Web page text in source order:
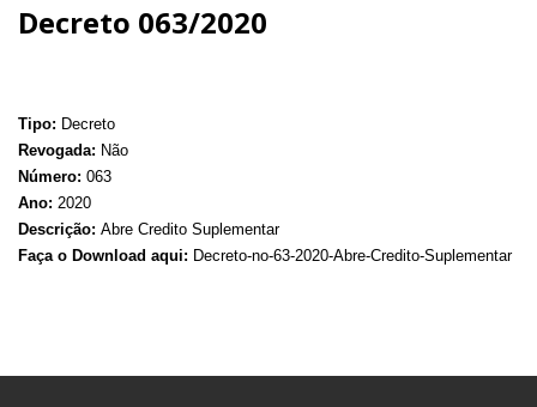
Decreto 063/2020
Tipo: Decreto
Revogada: Não
Número: 063
Ano: 2020
Descrição: Abre Credito Suplementar
Faça o Download aqui: Decreto-no-63-2020-Abre-Credito-Suplementar